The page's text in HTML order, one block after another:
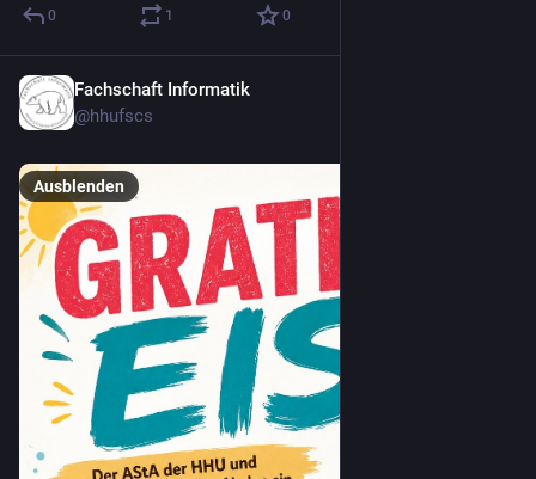
0 1 0
Fachschaft Informatik
@hhufscs
Ausblenden